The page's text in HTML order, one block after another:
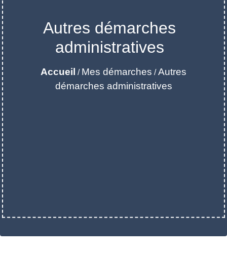
Autres démarches
administratives
Accueil / Mes démarches /Autres
démarches administratives